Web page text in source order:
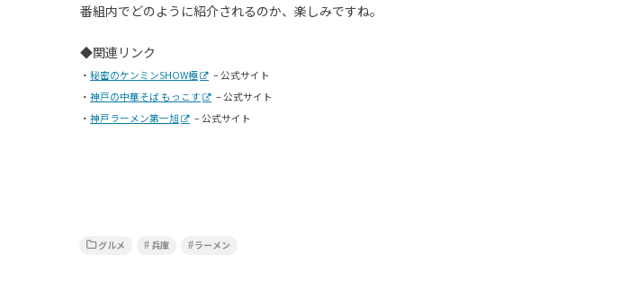
番組内でどのように紹介されるのか、楽しみですね。
◆関連リンク
・ 秘密のケンミンSHOW極
– 公式サイト
・ 神戸の中華そば もっこす
– 公式サイト
・ 神戸ラーメン第一旭 – 公式サイト
グルメ 兵庫 ラーメン